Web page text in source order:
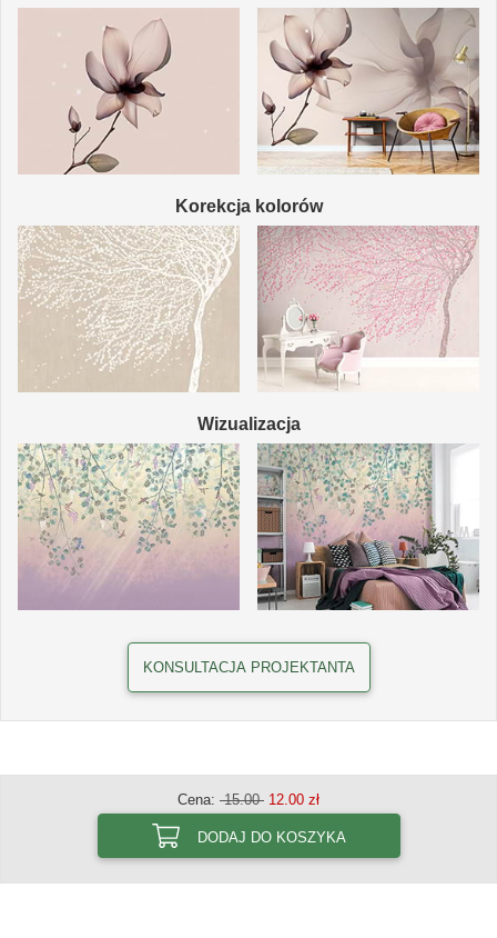
Korekcja kolorów
Wizualizacja
KONSULTACJA PROJEKTANTA
Cena: 15.00 12.00 zł
DODAJ DO KOSZYKA